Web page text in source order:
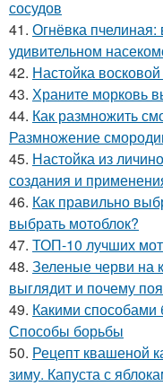
сосудов
41. Огнёвка пчелиная:
удивительном
42. Настойка
43. Храните морковь
44. Как размножить
Размножение
45. Настойка из
создания и
46. Как правильно
выбрать мотоблок?
47. ТОП-10 лучших
48. Зеленые черви на
выглядит и почему
49. Какими способами
Способы борьбы
50. Рецепт квашеной
зиму. Капуста с